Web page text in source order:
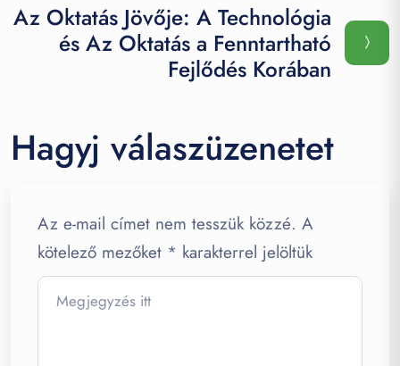
Az Oktatás Jövője: A Technológia
és Az Oktatás a Fenntartható
Fejlődés Korában
Hagyj válaszüzenetet
Az e-mail címet nem tesszük közzé. A
kötelező mezőket * karakterrel jelöltük